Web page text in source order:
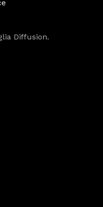
Diffusion.